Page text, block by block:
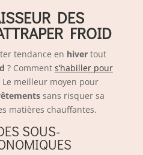
DES
FROID
tendance en hivertout
? Comment s’habiller pour
Le meilleur moyen pour
sans risquer sa
matières chauffantes.
SOUS-